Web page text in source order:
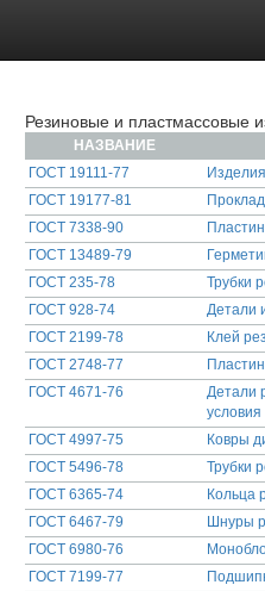
Резиновые и пластмассовые
НАЗВАНИЕ
ГОСТ 19111-77
ГОСТ 19177-81
ГОСТ 7338-90
ГОСТ 13489-79
ГОСТ 235-78
Трубки
ГОСТ 928-74
Детали
ГОСТ 2199-78
Клей
ГОСТ 2748-77
ГОСТ 4671-76
Детали
условия
ГОСТ 4997-75
Ковры
ГОСТ 5496-78
Трубки
ГОСТ 6365-74
Кольца
ГОСТ 6467-79
Шнуры
ГОСТ 6980-76
ГОСТ 7199-77